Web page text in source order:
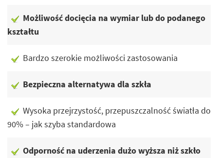
Możliwość docięcia na wymiar lub do podanego
kształtu
Bardzo szerokie możliwości zastosowania
Bezpieczna alternatywa dla szkła
Wysoka przejrzystość, przepuszczalność światła do
90% – jak szyba standardowa
Odporność na uderzenia dużo wyższa niż szkło